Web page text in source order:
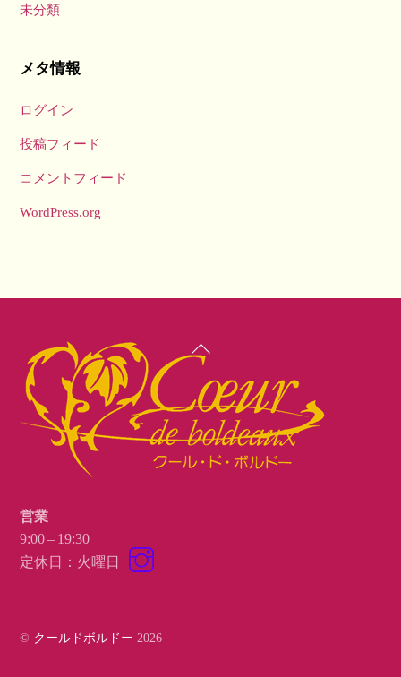
未分類
メタ情報
ログイン
投稿フィード
コメントフィード
WordPress.org
Back
To
Top
営業
9:00 – 19:30
定休日：火曜日
© クールドボルドー 2026